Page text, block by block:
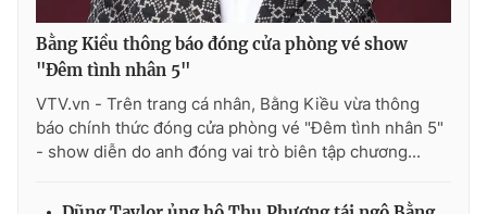
Bằng Kiều thông báo đóng cửa phòng vé show
"Đêm tình nhân 5"
VTV.vn - Trên trang cá nhân, Bằng Kiều vừa thông
báo chính thức đóng cửa phòng vé "Đêm tình nhân 5"
- show diễn do anh đóng vai trò biên tập chương...